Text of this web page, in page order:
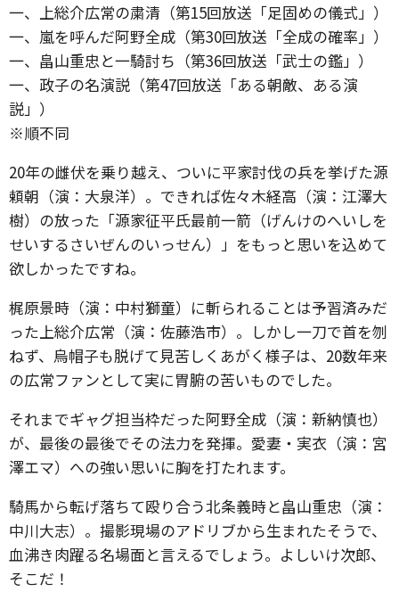
一、上総介広常の粛清（第15回放送「足固めの儀式」）
一、嵐を呼んだ阿野全成（第30回放送「全成の確率」）
一、畠山重忠と一騎討ち（第36回放送「武士の鑑」）
一、政子の名演説（第47回放送「ある朝敵、ある演
説」）
※順不同
20年の雌伏を乗り越え、ついに平家討伐の兵を挙げた源
頼朝（演：大泉洋）。できれば佐々木経高（演：江澤大
樹）の放った「源家征平氏最前一箭（げんけのへいしを
せいするさいぜんのいっせん）」をもっと思いを込めて
欲しかったですね。
梶原景時（演：中村獅童）に斬られることは予習済みだ
った上総介広常（演：佐藤浩市）。しかし一刀で首を刎
ねず、烏帽子も脱げて見苦しくあがく様子は、20数年来
の広常ファンとして実に胃腑の苦いものでした。
それまでギャグ担当枠だった阿野全成（演：新納慎也）
が、最後の最後でその法力を発揮。愛妻・実衣（演：宮
澤エマ）への強い思いに胸を打たれます。
騎馬から転げ落ちて殴り合う北条義時と畠山重忠（演：
中川大志）。撮影現場のアドリブから生まれたそうで、
血沸き肉躍る名場面と言えるでしょう。よしいけ次郎、
そこだ！